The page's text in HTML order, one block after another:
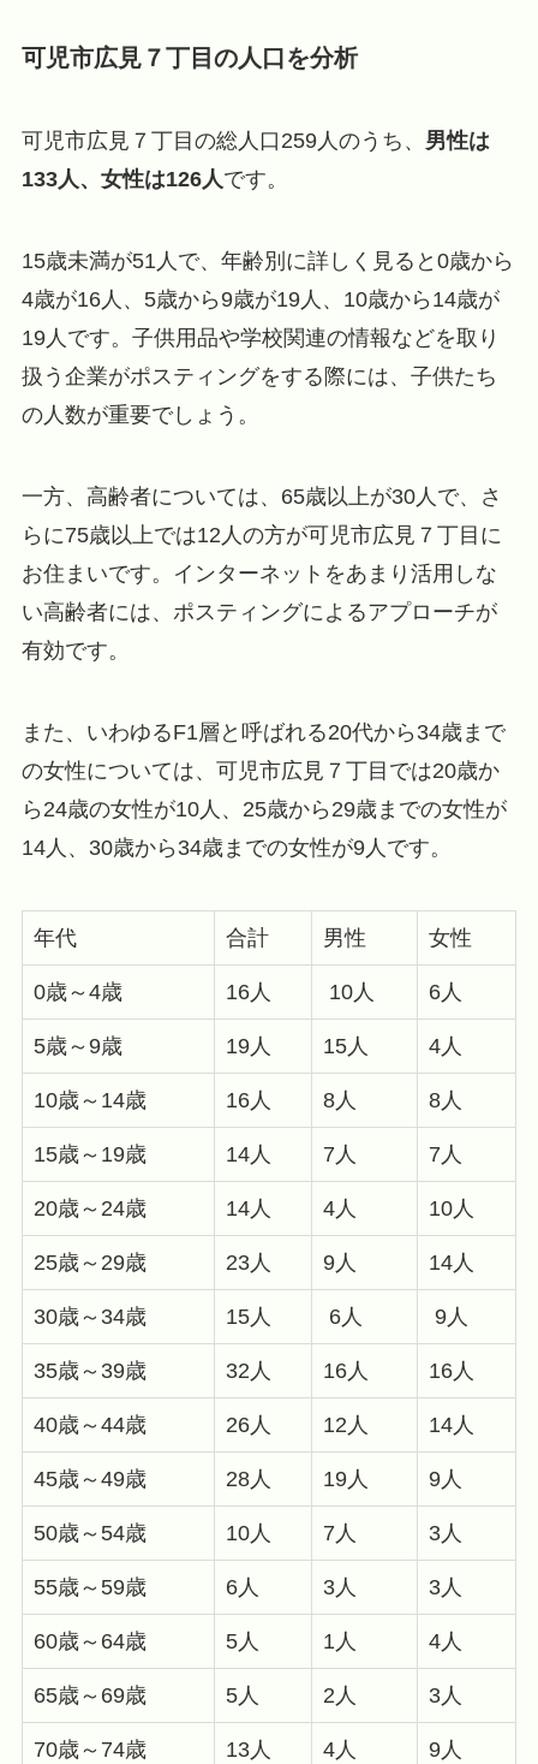
可児市広見７丁目の人口を分析
可児市広見７丁目の総人口259人のうち、 男性は
133人、女性は126人です。
15歳未満が51人で、年齢別に詳しく見ると0歳から
4歳が16人、5歳から9歳が19人、10歳から14歳が
19人です。子供用品や学校関連の情報などを取り
扱う企業がポスティングをする際には、子供たち
の人数が重要でしょう。
一方、高齢者については、65歳以上が30人で、さ
らに75歳以上では12人の方が可児市広見７丁目に
お住まいです。インターネットをあまり活用しな
い高齢者には、ポスティングによるアプローチが
有効です。
また、いわゆるF1層と呼ばれる20代から34歳まで
の女性については、可児市広見７丁目では20歳か
ら24歳の女性が10人、25歳から29歳までの女性が
14人、30歳から34歳までの女性が9人です。
年代 合計 男性 女性
0歳～4歳 16人 10人 6人
5歳～9歳 19人 15人 4人
10歳～14歳 16人 8人 8人
15歳～19歳 14人 7人 7人
20歳～24歳 14人 4人 10人
25歳～29歳 23人 9人 14人
30歳～34歳 15人 6人 9人
35歳～39歳 32人 16人 16人
40歳～44歳 26人 12人 14人
45歳～49歳 28人 19人 9人
50歳～54歳 10人 7人 3人
55歳～59歳 6人 3人 3人
60歳～64歳 5人 1人 4人
65歳～69歳 5人 2人 3人
70歳～74歳 13人 4人 9人